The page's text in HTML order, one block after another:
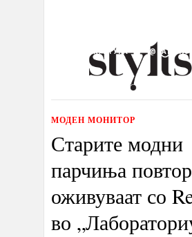
КУЛТУРА @РАБОТА
ИЗЛОГ
МОДЕН МОНИТОР
Старите модни
парчиња
оживуваат со
во